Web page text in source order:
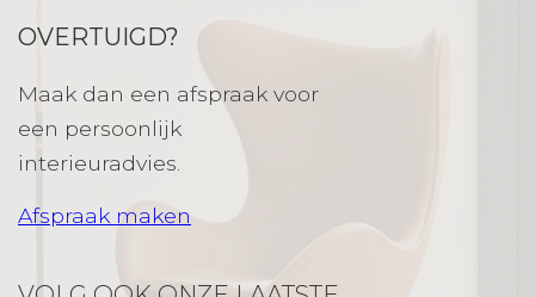
OVERTUIGD?
Maak dan een afspraak voor
een persoonlijk
interieuradvies.
Afspraak maken